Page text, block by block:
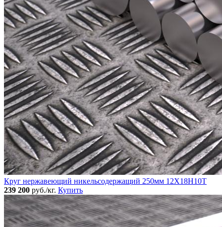
Круг нержавеющий никельсодержащий 250мм 12Х18Н10Т
239 200 руб./кг. Купить